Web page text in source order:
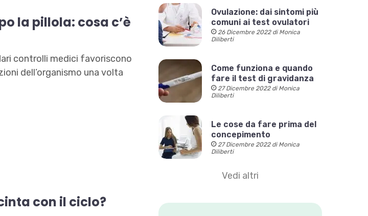
la pillola: cosa c’è
controlli medici favoriscono
dell’organismo una volta
con il ciclo?
Ovulazione: dai sintomi più
comuni ai test ovulatori
26 Dicembre 2022 di Monica
Diliberti
Come funziona e quando
fare il test di gravidanza
27 Dicembre 2022 di Monica
Diliberti
Le cose da fare prima del
concepimento
27 Dicembre 2022 di Monica
Diliberti
Vedi altri